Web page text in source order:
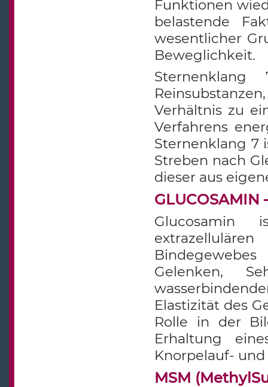
Funktionen
belastende
wesentlicher
Beweglichkeit.
Sternenklang
Verhältnis zu
Verfahrens
Sternenklang 7
Streben nach
dieser aus
Gelenken,
Elastizität des
Rolle in der
Erhaltung
Knorpelauf-
MSM